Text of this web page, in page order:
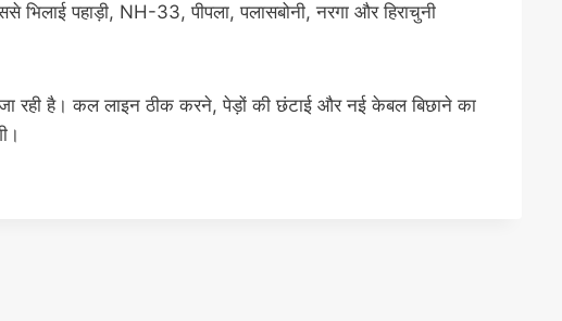
पहाड़ी, NH-33, पीपला, पलासबोनी, नरगा और हिराचुनी
रही है। कल लाइन ठीक करने, पेड़ों की छंटाई और नई केबल बिछाने का